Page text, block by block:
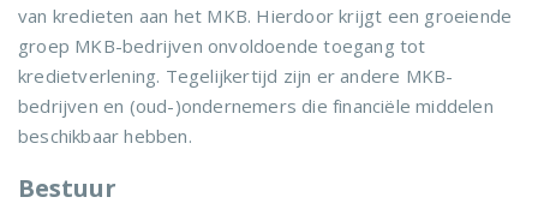
van kredieten aan het MKB. Hierdoor krijgt een groeiende
groep MKB-bedrijven onvoldoende toegang tot
kredietverlening. Tegelijkertijd zijn er andere MKB-
bedrijven en (oud-)ondernemers die financiële middelen
beschikbaar hebben.
Bestuur